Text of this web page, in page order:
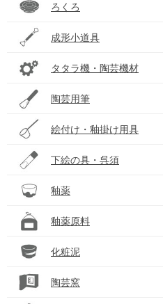
ろくろ
成形小道具
タタラ機・陶芸機材
陶芸用筆
絵付け・釉掛け用具
下絵の具・呉須
釉薬
釉薬原料
化粧泥
陶芸窯